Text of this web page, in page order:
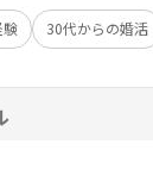
験 30代からの婚活